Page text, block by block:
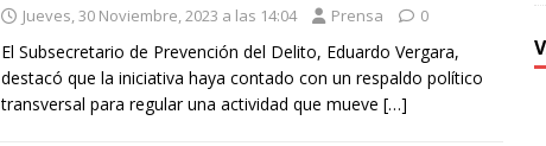
Jueves, 30 Noviembre, 2023 a las 14:04 Prensa 0
El Subsecretario de Prevención del Delito, Eduardo Vergara,
destacó que la iniciativa haya contado con un respaldo político
transversal para regular una actividad que mueve […]